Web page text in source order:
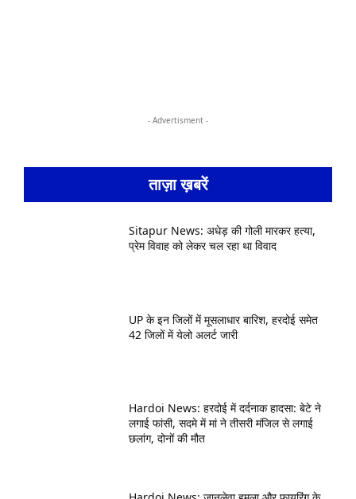
- Advertisment -
ताज़ा ख़बरें
Sitapur News: अधेड़ की गोली मारकर हत्या,
प्रेम विवाह को लेकर चल रहा था विवाद
UP के इन जिलों में मूसलाधार बारिश, हरदोई समेत
42 जिलों में येलो अलर्ट जारी
Hardoi News: हरदोई में दर्दनाक हादसा: बेटे ने
लगाई फांसी, सदमे में मां ने तीसरी मंजिल से लगाई
छलांग, दोनों की मौत